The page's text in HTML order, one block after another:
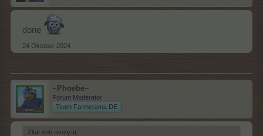
done
24 Oktober 2024
~Phoebe~
Forum Moderator
Team Farmerama DE
Zitat von -suzy-q: ↑